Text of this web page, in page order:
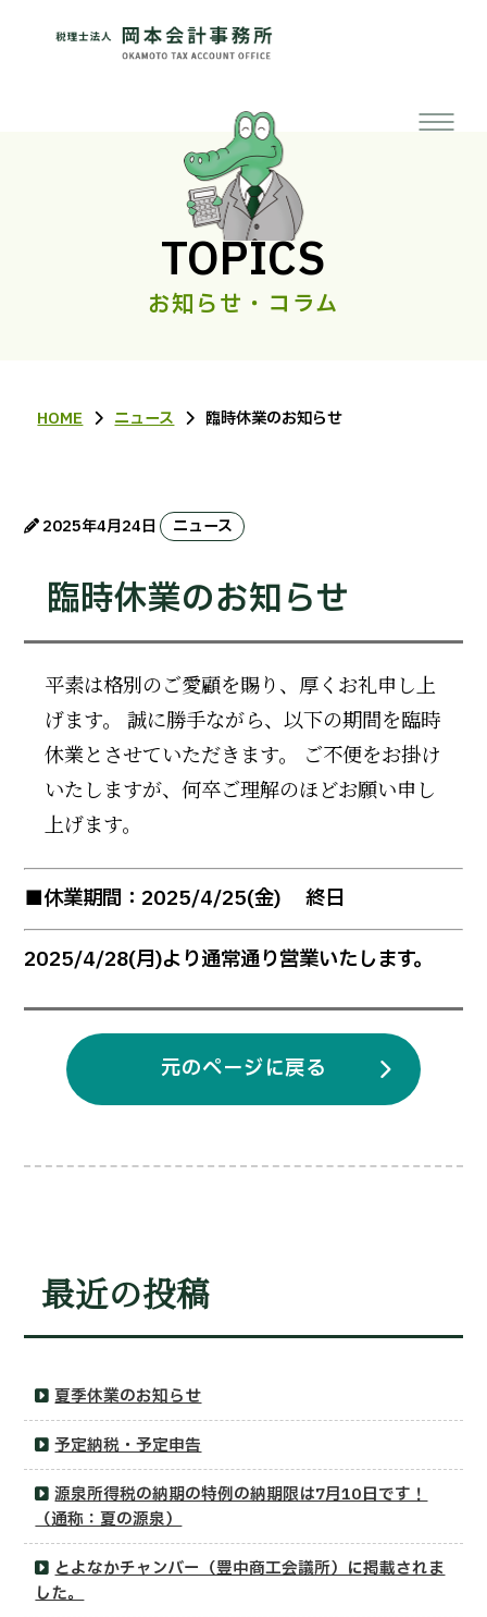
TOPICS
お知らせ・コラム
HOME ニュース 臨時休業のお知らせ
2025年4月24日 ニュース
臨時休業のお知らせ
平素は格別のご愛顧を賜り、厚くお礼申し上
げます。 誠に勝手ながら、以下の期間を臨時
休業とさせていただきます。 ご不便をお掛け
いたしますが、何卒ご理解のほどお願い申し
上げます。
■休業期間：2025/4/25(金) 終日
2025/4/28(月)より通常通り営業いたします。
元のページに戻る
最近の投稿
夏季休業のお知らせ
予定納税・予定申告
源泉所得税の納期の特例の納期限は7月10日です！
（通称：夏の源泉）
とよなかチャンバー（豊中商工会議所）に掲載されま
した。